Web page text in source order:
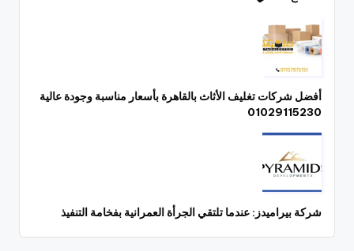
أفضل شركات تغليف الأثاث بالقاهرة بأسعار مناسبة وجودة عالية
01029115230
شركة بيراميدز: عندما تلتقي الجرأة العمرانية بفخامة التنفيذ